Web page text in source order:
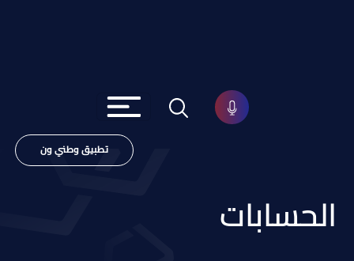
تطبيق وطني ون
الحسابات